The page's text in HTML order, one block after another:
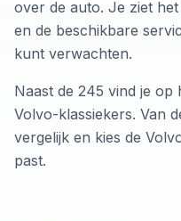
over de auto. Je ziet
en de beschikbare
kunt verwachten.
Naast de 245 vind je
Volvo-klassiekers. Van
vergelijk en kies de
past.